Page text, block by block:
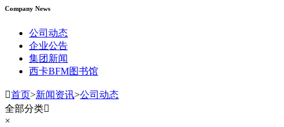
Company News
公司动态
企业公告
集团新闻
西卡BFM图书馆
首页>新闻资讯>公司动态
全部分类
×